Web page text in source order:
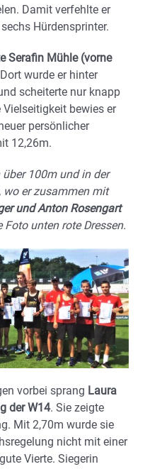
Damit verfehlte er
Hürdensprinter.
Serafin Mühle (vorne
Dort wurde er hinter
scheiterte nur knapp
bewies er
persönlicher
12,26m.
100m und in der
wo er zusammen mit
und Anton Rosengart
unten rote Dressen.
vorbei sprang Laura
der W14. Sie zeigte
Mit 2,70m wurde sie
nicht mit einer
Vierte. Siegerin